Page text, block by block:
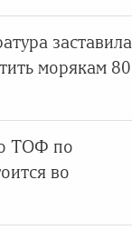
заставила
морякам 80
ТОФ по
во